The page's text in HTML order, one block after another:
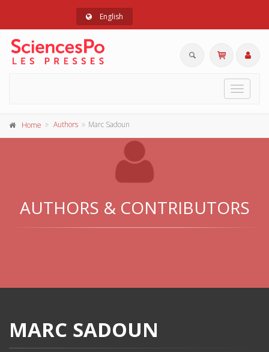
English
Toggle
Home Authors Marc Sadoun
AUTHORS & CONTRIBUTORS
MARC SADOUN